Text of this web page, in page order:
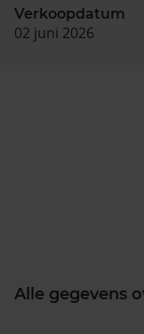
Verkoopdatum
02 juni 2026
Alle gegevens